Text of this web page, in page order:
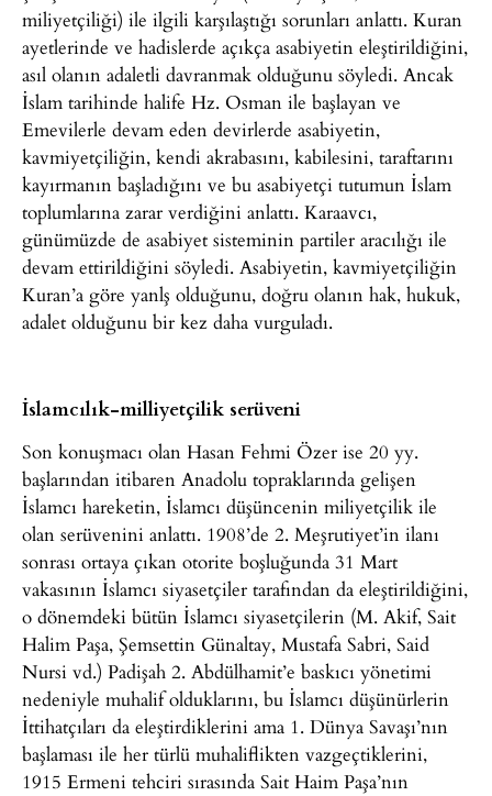
miliyetçiliği) ile ilgili karşılaştığı sorunları anlattı. Kuran
ayetlerinde ve hadislerde açıkça asabiyetin eleştirildiğini,
asıl olanın adaletli davranmak olduğunu söyledi. Ancak
İslam tarihinde halife Hz. Osman ile başlayan ve
Emevilerle devam eden devirlerde asabiyetin,
kavmiyetçiliğin, kendi akrabasını, kabilesini, taraftarını
kayırmanın başladığını ve bu asabiyetçi tutumun İslam
toplumlarına zarar verdiğini anlattı. Karaavcı,
günümüzde de asabiyet sisteminin partiler aracılığı ile
devam ettirildiğini söyledi. Asabiyetin, kavmiyetçiliğin
Kuran’a göre yanlş olduğunu, doğru olanın hak, hukuk,
adalet olduğunu bir kez daha vurguladı.
İslamcılık-milliyetçilik serüveni
Son konuşmacı olan Hasan Fehmi Özer ise 20 yy.
başlarından itibaren Anadolu topraklarında gelişen
İslamcı hareketin, İslamcı düşüncenin miliyetçilik ile
olan serüvenini anlattı. 1908’de 2. Meşrutiyet’in ilanı
sonrası ortaya çıkan otorite boşluğunda 31 Mart
vakasının İslamcı siyasetçiler tarafından da eleştirildiğini,
o dönemdeki bütün İslamcı siyasetçilerin (M. Akif, Sait
Halim Paşa, Şemsettin Günaltay, Mustafa Sabri, Said
Nursi vd.) Padişah 2. Abdülhamit’e baskıcı yönetimi
nedeniyle muhalif olduklarını, bu İslamcı düşünürlerin
İttihatçıları da eleştirdiklerini ama 1. Dünya Savaşı’nın
başlaması ile her türlü muhaliflikten vazgeçtiklerini,
1915 Ermeni tehciri sırasında Sait Haim Paşa’nın